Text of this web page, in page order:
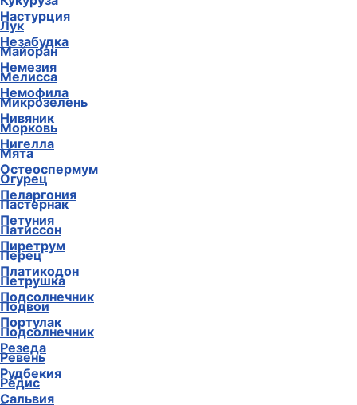
Настурция
Незабудка
Немезия
Немофила
Нивяник
Нигелла
Остеоспермум
Пеларгония
Петуния
Пиретрум
Платикодон
Подсолнечник
Портулак
Резеда
Рудбекия
Сальвия
Лук
Майоран
Мелисса
Микрозелень
Морковь
Мята
Огурец
Пастернак
Патиссон
Перец
Петрушка
Подвои
Подсолнечник
Ревень
Редис